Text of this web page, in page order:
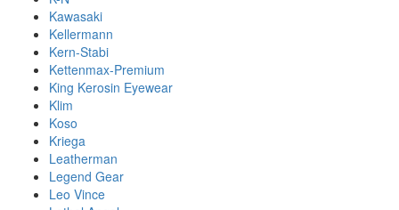
Kawasaki
Kellermann
Kern-Stabi
Kettenmax-Premium
King Kerosin Eyewear
Klim
Koso
Kriega
Leatherman
Legend Gear
Leo Vince